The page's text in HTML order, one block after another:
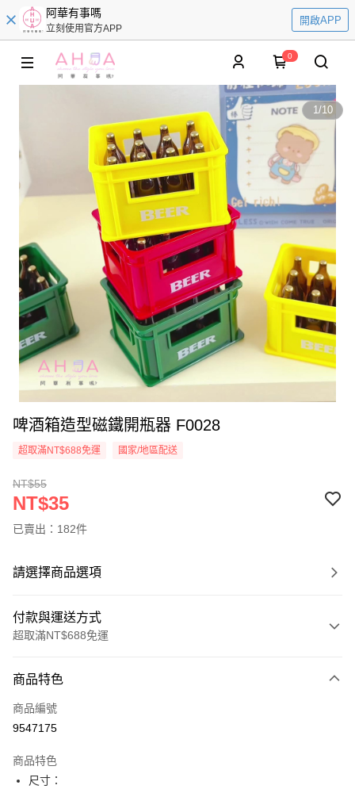
阿華有事嗎
立刻使用官方APP
開啟APP
0
1/10
啤酒箱造型磁鐵開瓶器 F0028
超取滿NT$688免運 國家/地區配送
NT$55
NT$35
已賣出：182件
請選擇商品選項
付款與運送方式
超取滿NT$688免運
信用卡一次付款
超商取貨付款
Apple Pay
商品特色
商品編號
9547175
商品特色
尺寸：